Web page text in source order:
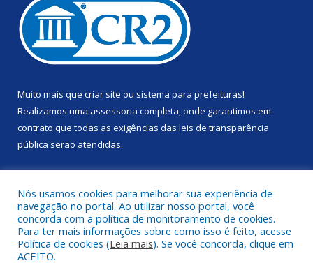
Muito mais que criar site ou sistema para prefeituras!
Realizamos uma assessoria completa, onde garantimos em
contrato que todas as exigências das leis de transparência
pública serão atendidas.
Todos os direitos reservados a Prefeitura Municipal de Anapu.
Nós usamos cookies para melhorar sua experiência de
navegação no portal. Ao utilizar nosso portal, você
concorda com a política de monitoramento de cookies.
Para ter mais informações sobre como isso é feito, acesse
Política de cookies (Leia mais). Se você concorda, clique em
ACEITO.